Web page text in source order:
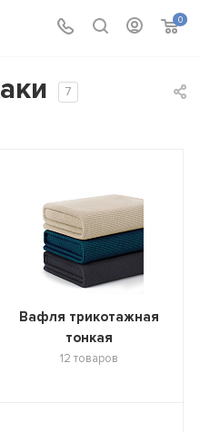
0
7
Вафля трикотажная
тонкая
12 товаров